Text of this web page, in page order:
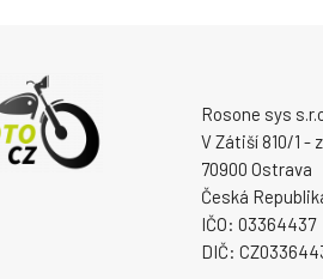
Rosone sys
V Zátiší 810/1 -
70900 Ostrava
Česká
IČO: 03364437
DIČ: